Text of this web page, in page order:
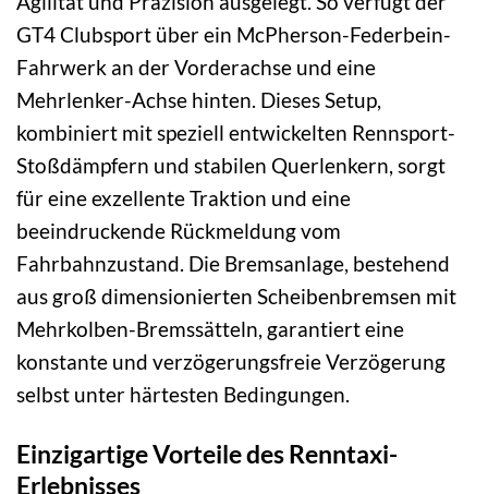
GT4 Clubsport über ein McPherson-Federbein-
Fahrwerk an der Vorderachse und eine
Mehrlenker-Achse hinten. Dieses Setup,
kombiniert mit speziell entwickelten Rennsport-
Stoßdämpfern und stabilen Querlenkern, sorgt
für eine exzellente Traktion und eine
beeindruckende Rückmeldung vom
Fahrbahnzustand. Die Bremsanlage, bestehend
aus groß dimensionierten Scheibenbremsen mit
Mehrkolben-Bremssätteln, garantiert eine
konstante und verzögerungsfreie Verzögerung
selbst unter härtesten Bedingungen.
Einzigartige Vorteile des Renntaxi-
Erlebnisses